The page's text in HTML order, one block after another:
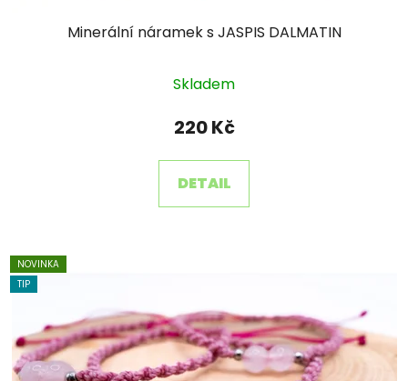
Minerální náramek s JASPIS DALMATIN
Skladem
220 Kč
DETAIL
NOVINKA
TIP